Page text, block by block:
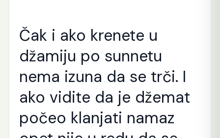
Čak i ako krenete u
džamiju po sunnetu
nema izuna da se trči. I
ako vidite da je džemat
počeo klanjati namaz